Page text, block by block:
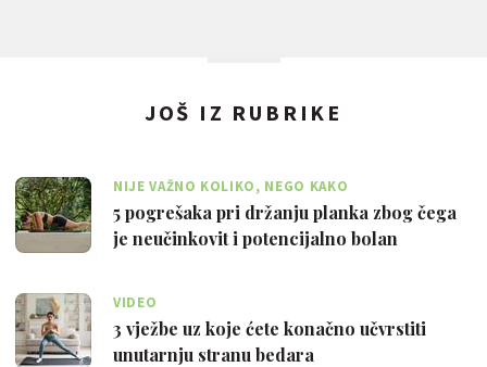
JOŠ IZ RUBRIKE
NIJE VAŽNO KOLIKO, NEGO KAKO
5 pogrešaka pri držanju planka zbog čega
je neučinkovit i potencijalno bolan
VIDEO
3 vježbe uz koje ćete konačno učvrstiti
unutarnju stranu bedara